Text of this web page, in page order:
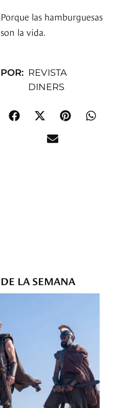
Porque las hamburguesas
son la vida.
POR: REVISTA
DINERS
LA SEMANA